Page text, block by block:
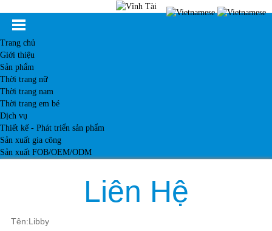
Trang chủ
Giới thiệu
Sản phẩm
Thời trang nữ
Thời trang nam
Thời trang em bé
Dịch vụ
Thiết kế - Phát triển sản phẩm
Sản xuất gia công
Sản xuất FOB/OEM/ODM
Liên Hệ
Tên:Libby